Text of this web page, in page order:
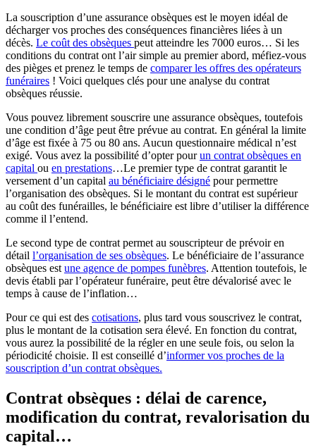
La souscription d’une assurance obsèques est le moyen idéal de
décharger vos proches des conséquences financières liées à un
décès. Le coût des obsèques peut atteindre les 7000 euros… Si les
conditions du contrat ont l’air simple au premier abord, méfiez-vous
des pièges et prenez le temps de comparer les offres des opérateurs
funéraires ! Voici quelques clés pour une analyse du contrat
obsèques réussie.
Vous pouvez librement souscrire une assurance obsèques, toutefois
une condition d’âge peut être prévue au contrat. En général la limite
d’âge est fixée à 75 ou 80 ans. Aucun questionnaire médical n’est
exigé. Vous avez la possibilité d’opter pourun contrat obsèques en
capital ou en prestations…Le premier type de contrat garantit le
versement d’un capital au bénéficiaire désigné pour permettre
l’organisation des obsèques. Si le montant du contrat est supérieur
au coût des funérailles, le bénéficiaire est libre d’utiliser la différence
comme il l’entend.
Le second type de contrat permet au souscripteur de prévoir en
détail l’organisation de ses obsèques. Le bénéficiaire de l’assurance
obsèques est une agence de pompes funèbres. Attention toutefois, le
devis établi par l’opérateur funéraire, peut être dévalorisé avec le
temps à cause de l’inflation…
Pour ce qui est des cotisations, plus tard vous souscrivez le contrat,
plus le montant de la cotisation sera élevé. En fonction du contrat,
vous aurez la possibilité de la régler en une seule fois, ou selon la
périodicité choisie. Il est conseillé d’informer vos proches de la
souscription d’un contrat obsèques.
Contrat obsèques : délai de carence,
modification du contrat, revalorisation du
capital…